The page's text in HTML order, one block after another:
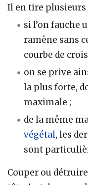
Il en tire plusieurs
si l’on fauche
ramène sans
courbe de
on se prive
la plus forte,
maximale ;
de la même
végétal, les
sont
Couper ou